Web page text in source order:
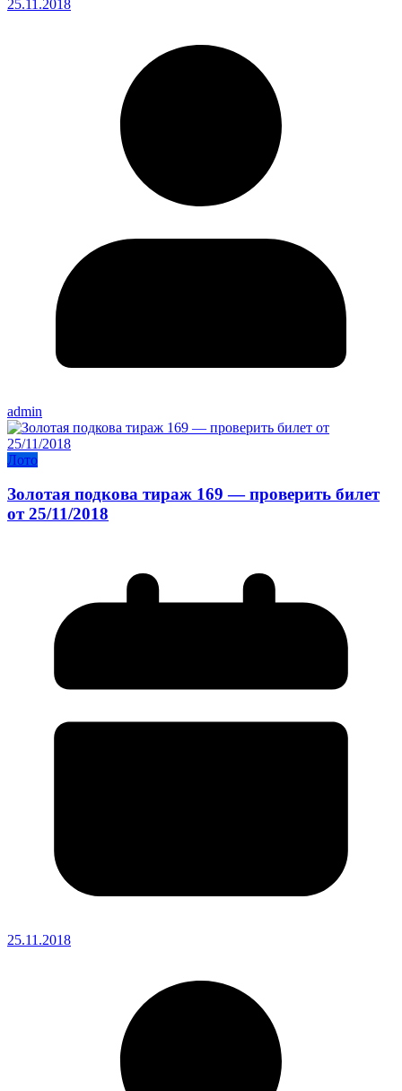
25.11.2018
admin
Лото
Золотая подкова тираж 169 — проверить билет
от 25/11/2018
25.11.2018